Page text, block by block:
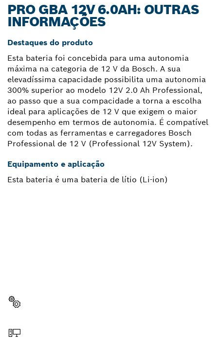
PRO GBA 12V 6.0AH: OUTRAS
INFORMAÇÕES
Destaques do produto
Esta bateria foi concebida para uma autonomia
máxima na categoria de 12 V da Bosch. A sua
elevadíssima capacidade possibilita uma autonomia
300% superior ao modelo 12V 2.0 Ah Professional,
ao passo que a sua compacidade a torna a escolha
ideal para aplicações de 12 V que exigem o maior
desempenho em termos de autonomia. É compatível
com todas as ferramentas e carregadores Bosch
Professional de 12 V (Professional 12V System).
Equipamento e aplicação
Esta bateria é uma bateria de lítio (Li-ion)